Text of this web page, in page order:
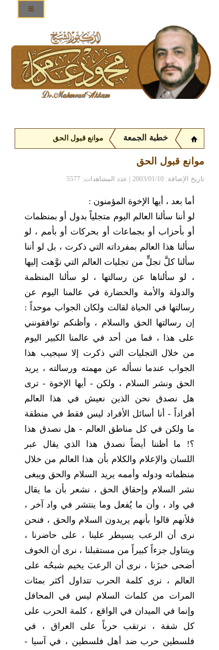
خطبة الجمعة موانع قبول الحق
موانع قبول الحق
تاريخ الإضافة: 2003/01/10 | عدد المشاهدات: 5577
أما بعد ، أيها الإخوة المؤمنون :
لو أننا سألنا العالم اليوم متجلياً بدول أو بمنظمات
أو بأحزاب أو بجماعات أو بحركات أو بأمم ، لو
سألنا هذا العالم بمفرداته التي ذكرت ، بل لو أننا
سألنا كلَّ تجلٍّ من تجليات العالم التي نوَّهت إليها
، لو سألناها عن رسالتها ، لو سألنا المنظمة
والدولة والأمة والحضارة في عالمنا اليوم عن
رسالتها في الحياة لقالت ولكان الجواب موحداً :
إن رسالتها الحق والسلام ، وأظنكم توافقونني
على هذا ، فما من أحد في عالمنا الكبير اليوم
من خلال التجليات التي ذكرت إلا سيجيب هذا
الجواب عندما نسأله عن مهمته ورسالته ، يريد
الحق ونشر السلام ، ولكن - أيها الإخوة - ترى
هل نصدق نحن الذين نعيش في هذا العالم
أفراداً - أنا أسائل الأفراد ليس فقط في منطقة
ما ولكن في كل مناطق العالم - هل نصدق هذا
؟! ما أظننا أيضاً نصدق هذا الذي يقال عبر
اللسان والإعلام والكلام بأن هذا العالم من خلال
منظماته ودوله وأممه يريد السلام والحق ويبغى
نشر السلام وإحقاق الحق ، نشعر بأن ما يقال
في واد ، وأن ما يُفعل وما ينتشر في واد آخر ،
فلأنهم قالوا بأنهم يريدون السلام والحق ، فنحن
نرى أن الرعب يسيطر علينا ، على حاضرنا ،
ويتناول جزءاً كبيراً من مستقبلنا ، نرى أن الخوف
أضحى خبزَنا ، نرى أن الرعبَ يخيم شبحُه على
العالم ، نرى كلمة الحرب تتداول أكثر بمئات
المرات من كلمات السلام ليس في المحافل
وإنما في الميدان في الواقع ، كلمة الحرب على
كل شفة ، نرتقب حرباً على العراق ، في
فلسطين حرب ضد أهل فلسطين ، في آسيا -